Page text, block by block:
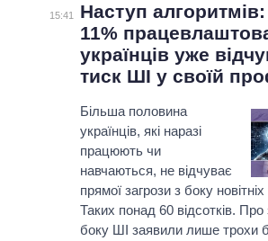
15:41
Наступ
11%
українців уже
тиск ШІ у своїй
Більша половина
українців, які наразі
працюють чи
навчаються, не відчуває
прямої загрози з боку новітніх
Таких понад 60 відсотків. Про
боку ШІ заявили лише трохи